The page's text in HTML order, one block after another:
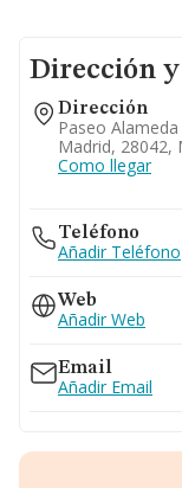
Dirección
Dirección
Paseo
Madrid, 28042,
Como llegar
Teléfono
Añadir Teléfono
Web
Añadir Web
Email
Añadir Email